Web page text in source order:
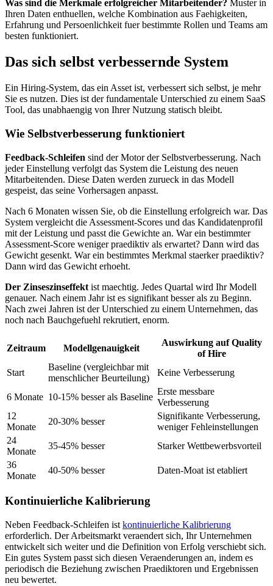
Was sind die Merkmale erfolgreicher Mitarbeitender? Muster in
Ihren Daten enthuellen, welche Kombination aus Faehigkeiten,
Erfahrung und Persoenlichkeit fuer bestimmte Rollen und Teams am
besten funktioniert.
Das sich selbst verbessernde System
Ein Hiring-System, das ein Asset ist, verbessert sich selbst, je mehr
Sie es nutzen. Dies ist der fundamentale Unterschied zu einem SaaS
Tool, das unabhaengig von Ihrer Nutzung statisch bleibt.
Wie Selbstverbesserung funktioniert
Feedback-Schleifen sind der Motor der Selbstverbesserung. Nach
jeder Einstellung verfolgt das System die Leistung des neuen
Mitarbeitenden. Diese Daten werden zurueck in das Modell
gespeist, das seine Vorhersagen anpasst.
Nach 6 Monaten wissen Sie, ob die Einstellung erfolgreich war. Das
System vergleicht die Assessment-Scores und das Kandidatenprofil
mit der Leistung und passt die Gewichte an. War ein bestimmter
Assessment-Score weniger praediktiv als erwartet? Dann wird das
Gewicht gesenkt. War ein bestimmtes Merkmal staerker praediktiv?
Dann wird das Gewicht erhoeht.
Der Zinseszinseffekt ist maechtig. Jedes Quartal wird Ihr Modell
genauer. Nach einem Jahr ist es signifikant besser als zu Beginn.
Nach zwei Jahren ist der Unterschied zu einem Unternehmen, das
noch nach Bauchgefuehl rekrutiert, enorm.
Zeitraum Modellgenauigkeit
Auswirkung auf Quality
of Hire
Start
Baseline (vergleichbar mit
menschlicher Beurteilung)
Keine Verbesserung
6 Monate 10-15% besser als Baseline
Erste messbare
Verbesserung
12
Monate
20-30% besser
Signifikante Verbesserung,
weniger Fehleinstellungen
24
Monate
35-45% besser
Starker Wettbewerbsvorteil
36
Monate
40-50% besser Daten-Moat ist etabliert
Kontinuierliche Kalibrierung
Neben Feedback-Schleifen ist kontinuierliche Kalibrierung
erforderlich. Der Arbeitsmarkt veraendert sich, Ihr Unternehmen
entwickelt sich weiter und die Definition von Erfolg verschiebt sich.
Ein gutes System passt sich diesen Veraenderungen an, indem es
periodisch die Beziehung zwischen Praediktoren und Ergebnissen
neu bewertet.